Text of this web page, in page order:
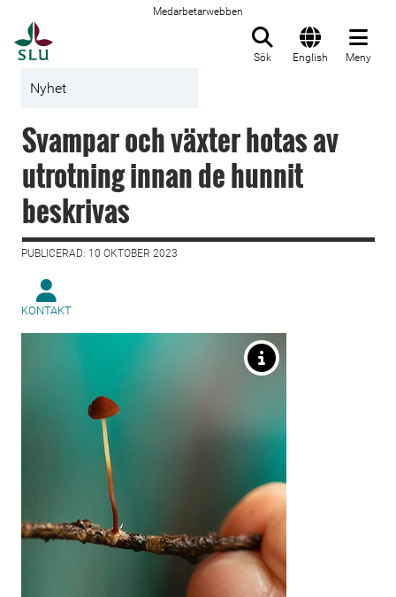
Medarbetarwebben
Sök English Meny
Nyhet
Svampar och växter hotas av
utrotning innan de hunnit
beskrivas
PUBLICERAD: 10 OKTOBER 2023
KONTAKT